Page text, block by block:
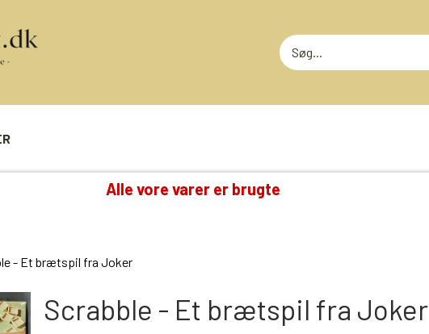
GAMMELT LEGETØJ
KINDERÆG TILBEHØR
Alle vore varer er brugte
- Et brætspil fra Joker
Scrabble - Et brætspil fra Joker